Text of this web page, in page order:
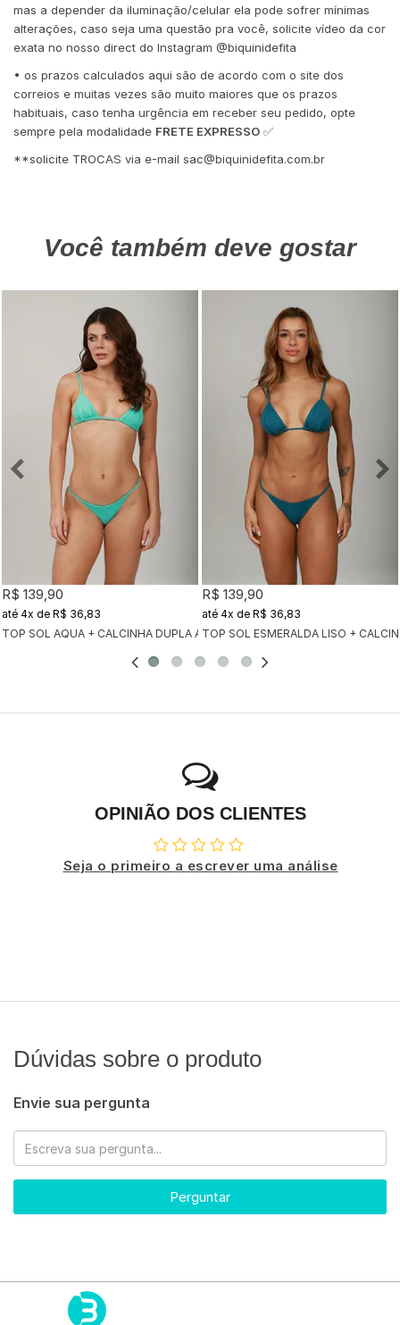
mas a depender da iluminação/celular ela pode sofrer mínimas
alterações, caso seja uma questão pra você, solicite vídeo da cor
exata no nosso direct do Instagram @biquinidefita
• os prazos calculados aqui são de acordo com o site dos
correios e muitas vezes são muito maiores que os prazos
habituais, caso tenha urgência em receber seu pedido, opte
sempre pela modalidade FRETE EXPRESSO ✅
**solicite TROCAS via e-mail sac@biquinidefita.com.br
Você também deve gostar
TOP SOL AQUA + CALCINHA DUPLA AQUA
R$ 139,90
4x de R$ 36,83
TOP SOL ESMERALDA LISO +
R$ 139,90
4x de R$ 36,83
OPINIÃO DOS CLIENTES
Seja o primeiro a escrever uma análise
Dúvidas sobre o produto
Envie sua pergunta
Perguntar